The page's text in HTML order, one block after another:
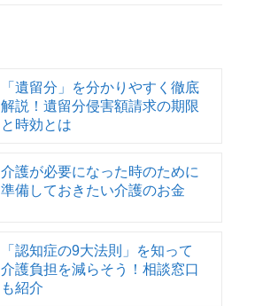
「遺留分」を分かりやすく徹底
解説！遺留分侵害額請求の期限
と時効とは
介護が必要になった時のために
準備しておきたい介護のお金
「認知症の9大法則」を知って
介護負担を減らそう！相談窓口
も紹介